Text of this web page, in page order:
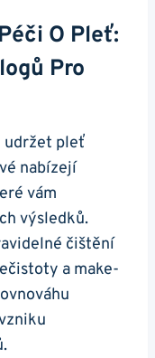
‍o⁢ Pleť:‍
Pro
udržet pleť
nabízejí
vám​
výsledků.
čištění
a make-